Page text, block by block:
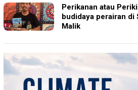
Perikanan atau
budidaya perairan
Malik